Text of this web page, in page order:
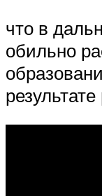
что в
обильно